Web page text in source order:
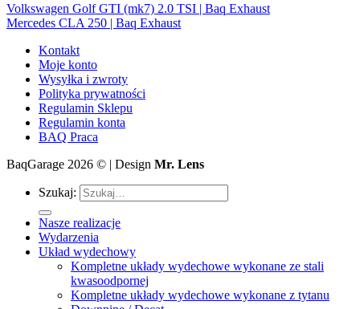
Volkswagen Golf GTI (mk7) 2.0 TSI | Baq Exhaust
Mercedes CLA 250 | Baq Exhaust
Kontakt
Moje konto
Wysyłka i zwroty
Polityka prywatności
Regulamin Sklepu
Regulamin konta
BAQ Praca
BaqGarage 2026 © | Design Mr. Lens
Szukaj:
Nasze realizacje
Wydarzenia
Układ wydechowy
Kompletne układy wydechowe wykonane ze stali
kwasoodpornej
Kompletne układy wydechowe wykonane z tytanu